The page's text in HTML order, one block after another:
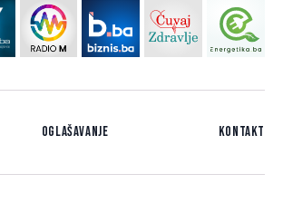
Oglašavanje Kontakt